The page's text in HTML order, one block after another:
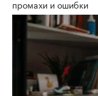
промахи и ошибки